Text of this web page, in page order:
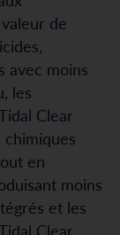
de
avec moins
les
Clear
en
moins
et les
Clear